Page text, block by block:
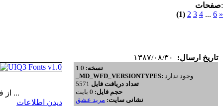
صفحات:
(1) 2 3 4 ... 6 »
تاریخ ارسال:
اکثريت کاربران گوشي هاي UIQ3 از فونت تکراري و خسته کننده گوشي خسته شده اند. مجموعه فونت هاي بسيار زيبا به همراه ...
دیدن اطلاعات
نسخه:
_MD_WFD_VERSIONTYPES: وجود ندارد
تعداد دریافت فایل
حجم فایل:
نشانی سایت: مرید عشق